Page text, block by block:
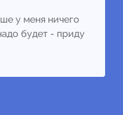
у меня ничего
будет - приду